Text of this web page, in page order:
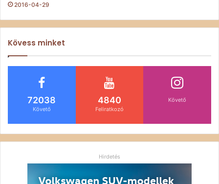
2016-04-29
Kövess minket
72038
Követő
4840
Feliratkozó
Követő
Hirdetés